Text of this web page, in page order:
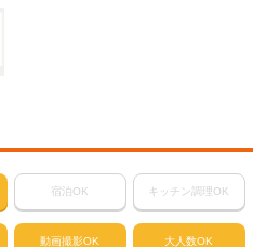
宿泊OK キッチン調理OK
動画撮影OK 大人数OK